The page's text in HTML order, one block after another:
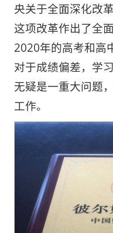
央关于全面深化改
这项改革作出了全
2020年的高考和高
对于成绩偏差，学
无疑是一重大问题
工作。